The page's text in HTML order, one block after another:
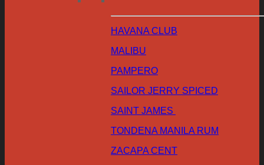
HAVANA CLUB
MALIBU
PAMPERO
SAILOR JERRY SPICED
SAINT JAMES
TONDENA MANILA RUM
ZACAPA CENT